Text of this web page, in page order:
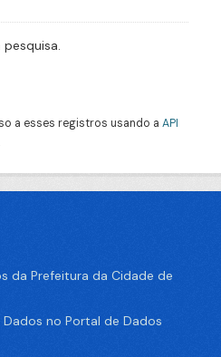
a esses registros usando a API
da Prefeitura da Cidade de
no Portal de Dados